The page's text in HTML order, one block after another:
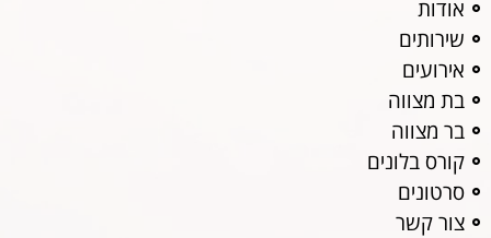
אודות
שירותים
אירועים
בת מצווה
בר מצווה
קורס בלונים
סרטונים
צור קשר